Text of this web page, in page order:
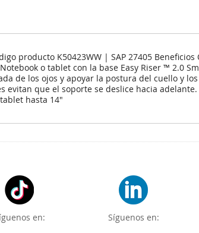
producto K50423WW | SAP 27405
o tablet con la base Easy Riser ™ 2.0
de los ojos y apoyar la postura del cuello y
que el soporte se deslice hacia
hasta 14"
en: Síguenos en: